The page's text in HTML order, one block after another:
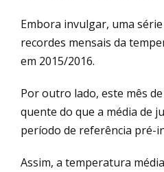
Embora invulgar, uma
recordes mensais da
em 2015/2016.
Por outro lado, este mês
quente do que a média de
período de referência pré-
Assim, a temperatura